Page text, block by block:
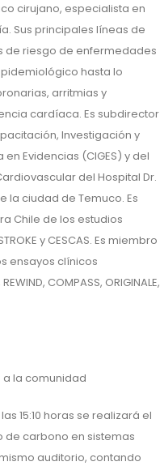
cirujano, especialista en
Sus principales líneas de
de riesgo de enfermedades
hasta lo
arritmias y
cardíaca. Es subdirector
Investigación y
Evidencias (CIGES) y del
del Hospital Dr.
la ciudad de Temuco. Es
Chile de los estudios
y CESCAS. Es miembro
ensayos clínicos
COMPASS, ORIGINALE,
la comunidad
15:10 horas se realizará el
de carbono en sistemas
auditorio, contando